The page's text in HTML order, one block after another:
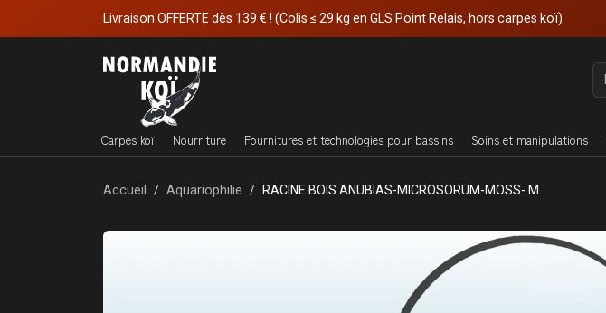
Livraison OFFERTE dès 139 € ! (Colis ≤ 29 kg en GLS Point Relais, hors carpes koï)
Carpes koï Nourriture Fournitures et technologies pour bassins Soins et manipulations
Accueil Aquariophilie RACINE BOIS ANUBIAS-MICROSORUM-MOSS- M